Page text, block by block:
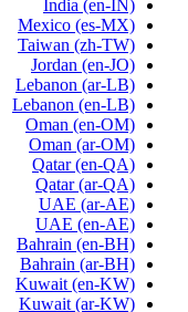
India (en-IN)
Mexico (es-MX)
Taiwan (zh-TW)
Jordan (en-JO)
Lebanon (ar-LB)
Lebanon (en-LB)
Oman (en-OM)
Oman (ar-OM)
Qatar (en-QA)
Qatar (ar-QA)
UAE (ar-AE)
UAE (en-AE)
Bahrain (en-BH)
Bahrain (ar-BH)
Kuwait (en-KW)
Kuwait (ar-KW)